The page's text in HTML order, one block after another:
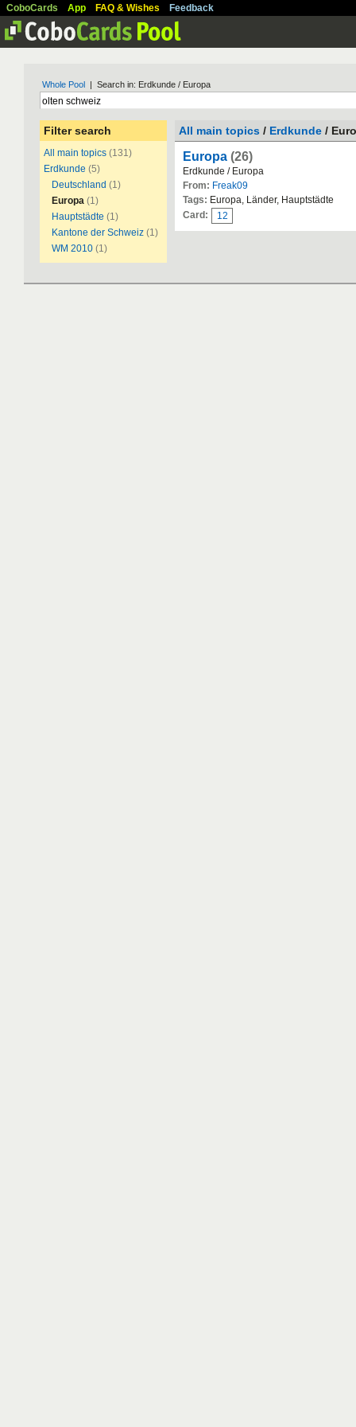
CoboCards App FAQ & Wishes Feedback
Whole Pool | Search in: Erdkunde / Europa
Filter search
All main topics (131)
Erdkunde (5)
Deutschland (1)
Europa (1)
Hauptstädte (1)
Kantone der Schweiz (1)
WM 2010 (1)
All main topics / Erdkunde /
Europa (26)
Erdkunde / Europa
From: Freak09
Tags: Europa, Länder, Hauptstädte
Card:
12